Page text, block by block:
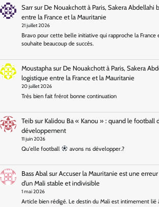
Sarrsur De Nouakchott à Paris, Sakera Abdellahi
entre la France et la Mauritanie
21 juillet 2026
Bravo pour cette belle initiative qui rapproche la France
souhaite beaucoup de succès.
Moustaphasur De Nouakchott à Paris, Sakera
logistique entre la France et la Mauritanie
20 juillet 2026
Très bien fait frérot bonne continuation
Teibsur Kalidou Ba « Kanou » : quand le football
développement
11 juin 2026
Qu'elle football avons ns développer.?
Bass Abal sur Accuser la Mauritanie est une
d’un Mali stable et indivisible
1 mai 2026
Article bien rédigé. Le destin du Mali est intimement lié